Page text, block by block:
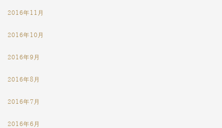
2016年11月
2016年10月
2016年9月
2016年8月
2016年7月
2016年6月